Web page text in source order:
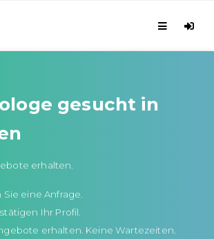
gesucht in
erhalten.
Sie eine Anfrage.
Ihr Profil.
erhalten. Keine Wartezeiten.